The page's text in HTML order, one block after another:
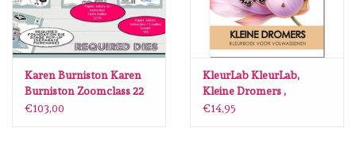
Karen Burniston Karen
Burniston Zoomclass 22
Augustus 2026 Bundel
€103,00
KleurLab KleurLab,
Kleine Dromers ,
Kleurboek voor
€14,95